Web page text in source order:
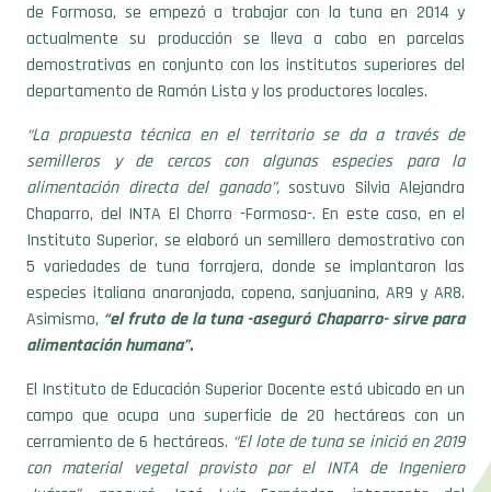
de Formosa, se empezó a trabajar con la tuna en 2014 y
actualmente su producción se lleva a cabo en parcelas
demostrativas en conjunto con los institutos superiores del
departamento de Ramón Lista y los productores locales.
“La propuesta técnica en el territorio se da a través de
semilleros y de cercos con algunas especies para la
alimentación directa del ganado”,sostuvo Silvia Alejandra
Chaparro, del INTA El Chorro -Formosa-. En este caso, en el
Instituto Superior, se elaboró un semillero demostrativo con
5 variedades de tuna forrajera, donde se implantaron las
especies italiana anaranjada, copena, sanjuanina, AR9 y AR8.
Asimismo, “el fruto de la tuna -aseguró Chaparro- sirve para
alimentación humana”.
El Instituto de Educación Superior Docente está ubicado en un
campo que ocupa una superficie de 20 hectáreas con un
cerramiento de 6 hectáreas. “El lote de tuna se inició en 2019
con material vegetal provisto por el INTA de Ingeniero